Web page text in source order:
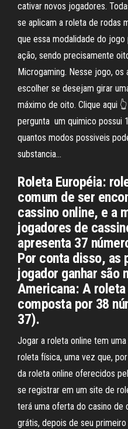
cativar novos jogadores.
se aplicam a roleta de rodas
que essa modalidade do
ação, sendo precisamente
Microgaming. Nesse jogo,
escolher se desejam girar
máximo de oito. Clique aqui
pergunta ️ um quimico possui
quantos modos possiveis
substancia…
Roleta Européia:
comum de ser
cassino online, e a
jogadores de
apresenta 37
Por conta disso, as
jogador ganhar são
Americana: A
composta por 38
37).
Jogar a roleta online tem
roleta física, uma vez que,
da roleta online oferecidos
se registrar em um site de
terá uma oferta do casino de
grátis, depois de seu